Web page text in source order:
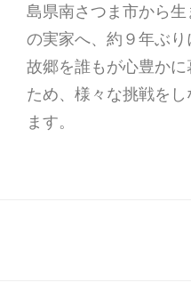
島県南さつま市から
の実家へ、約９年ぶり
故郷を誰もが心豊かに
ため、様々な挑戦を
ます。